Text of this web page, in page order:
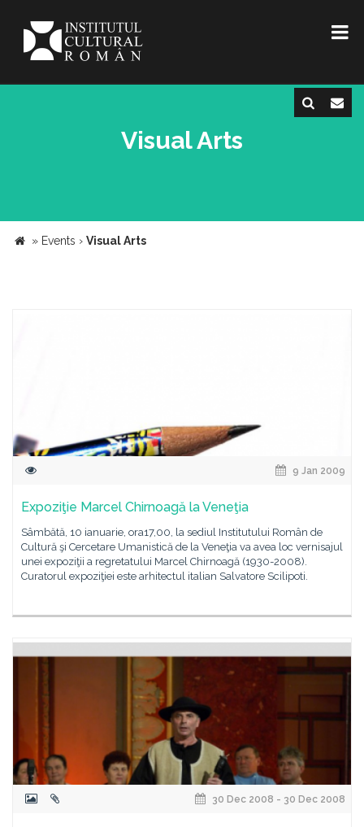
Visual Arts
» Events › Visual Arts
9 Jan 2009
Expoziţie Marcel Chirnoagă la Veneţia
Sâmbătă, 10 ianuarie, ora17,00, la sediul Institutului Român de
Cultură şi Cercetare Umanistică de la Veneţia va avea loc vernisajul
unei expoziţii a regretatului Marcel Chirnoagă (1930-2008).
Curatorul expoziţiei este arhitectul italian Salvatore Scilipoti.
30 Dec 2008 - 30 Dec 2008